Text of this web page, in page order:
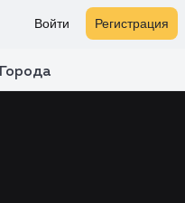
Войти Регистрация
Города